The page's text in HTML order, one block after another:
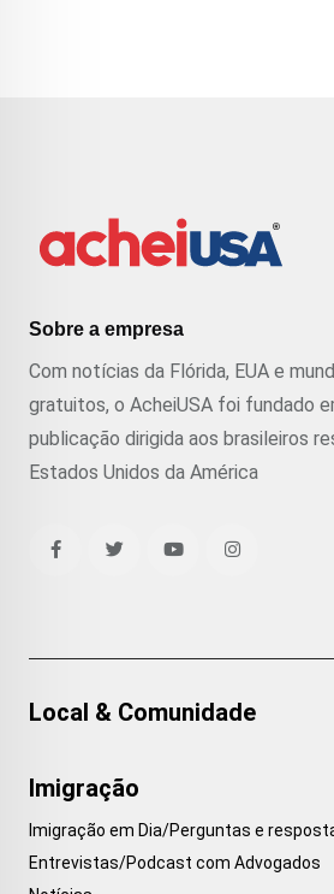
Sobre a empresa
Com notícias da Flórida, EUA e
gratuitos, o AcheiUSA foi fundado
publicação dirigida aos brasileiros
Estados Unidos da América
Local & Comunidade
Imigração
Imigração em Dia/Perguntas e
Entrevistas/Podcast com Advogados